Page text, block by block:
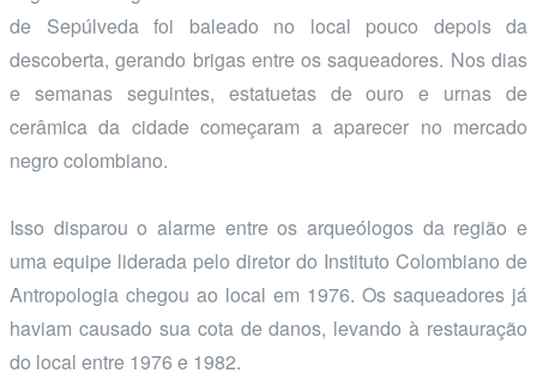
de Sepúlveda foi baleado no local pouco depois da
descoberta, gerando brigas entre os saqueadores. Nos dias
e semanas seguintes, estatuetas de ouro e urnas de
cerâmica da cidade começaram a aparecer no mercado
negro colombiano.
Isso disparou o alarme entre os arqueólogos da região e
uma equipe liderada pelo diretor do Instituto Colombiano de
Antropologia chegou ao local em 1976. Os saqueadores já
haviam causado sua cota de danos, levando à restauração
do local entre 1976 e 1982.